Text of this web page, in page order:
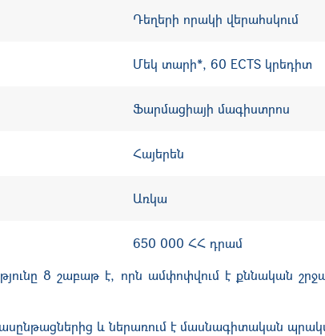
Դեղերի որակի վերահսկում
Մեկ տարի*, 60 ECTS կրեդիտ
Ֆարմացիայի մագիստրոս
Հայերեն
Առկա
650 000 ՀՀ դրամ
8 շաբաթ է, որն ամփոփվում է քննական
և ներառում է մասնագիտական